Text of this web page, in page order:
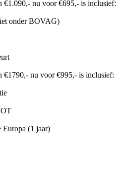
nu voor €695,- is inclusief:
onder BOVAG)
nu voor €995,- is inclusief:
Europa (1 jaar)